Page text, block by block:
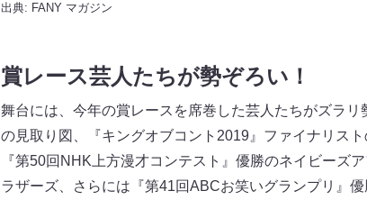
出典: FANY マガジン
賞レース芸人たちが勢ぞろい！
舞台には、今年の賞レースを席巻した芸人たちがズラ
の見取り図、『キングオブコント2019』ファイナリス
『第50回NHK上方漫才コンテスト』優勝のネイビーズ
ラザーズ、さらには『第41回ABCお笑いグランプリ』